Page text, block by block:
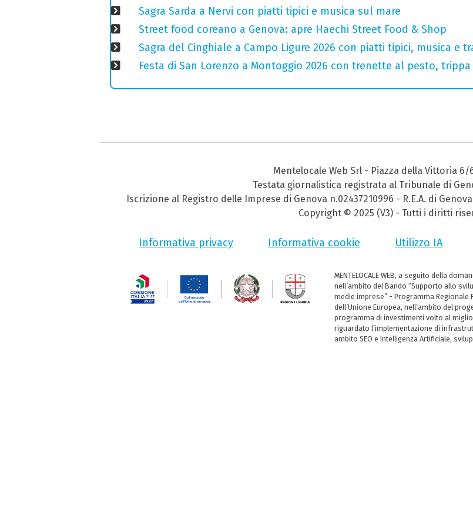
Sagra Sarda a Nervi con piatti tipici e musica sul mare
Street food coreano a Genova: apre Haechi Street Food & Shop
Sagra del Cinghiale a Campo Ligure 2026 con piatti tipici, musica e
Festa di San Lorenzo a Montoggio 2026 con trenette al pesto, trippa
Mentelocale Web Srl - Piazza della Vittoria 6/
Testata giornalistica registrata al Tribunale di
Iscrizione al Registro delle Imprese di Genova n.02437210996 - R.E.A. di
Copyright © 2025 (V3) - Tutti i diritti
Informativa privacy Informativa cookie Utilizzo IA
MENTELOCALE WEB, a seguito della
nell’ambito del Bando “Supporto allo
medie imprese” - Programma Regionale
dell’Unione Europea, nell’ambito del
programma di investimenti volto al
riguardato l’implementazione di
ambito SEO e Intelligenza Artificiale,